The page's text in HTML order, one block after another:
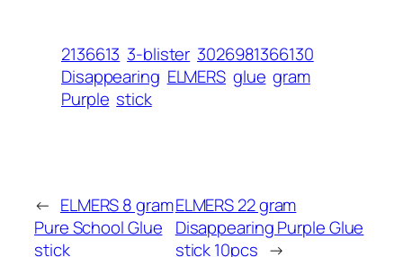
2136613 3-blister 3026981366130
Disappearing ELMERS glue gram
Purple stick
← ELMERS 8 gram
Pure School Glue
stick
ELMERS 22 gram
Disappearing Purple Glue
stick 10pcs →